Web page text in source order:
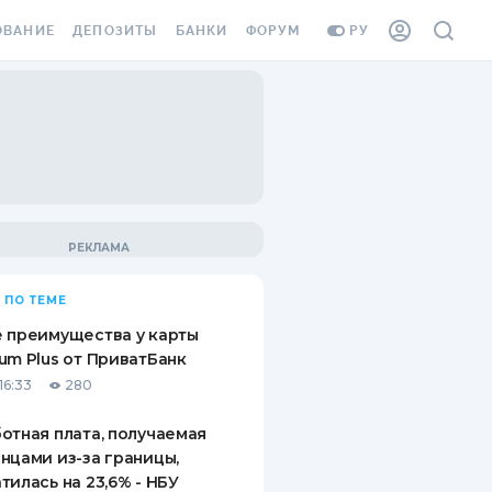
РУ
ВИНЬЕТКА
СОТРУДНИКОВ
ОТ
СЛУЧАЕВ
ДЕПОЗИТЫ
ВОПРОСЫ И ОТВЕТЫ
ПУТЕВОДИТЕЛИ ПО
БАНКИ ФОРУМ
ПО ТЕМЕ
преимущества у карты
Plus от ПриватБанк
280
плата, получаемая
из-за границы,
на 23,6% - НБУ